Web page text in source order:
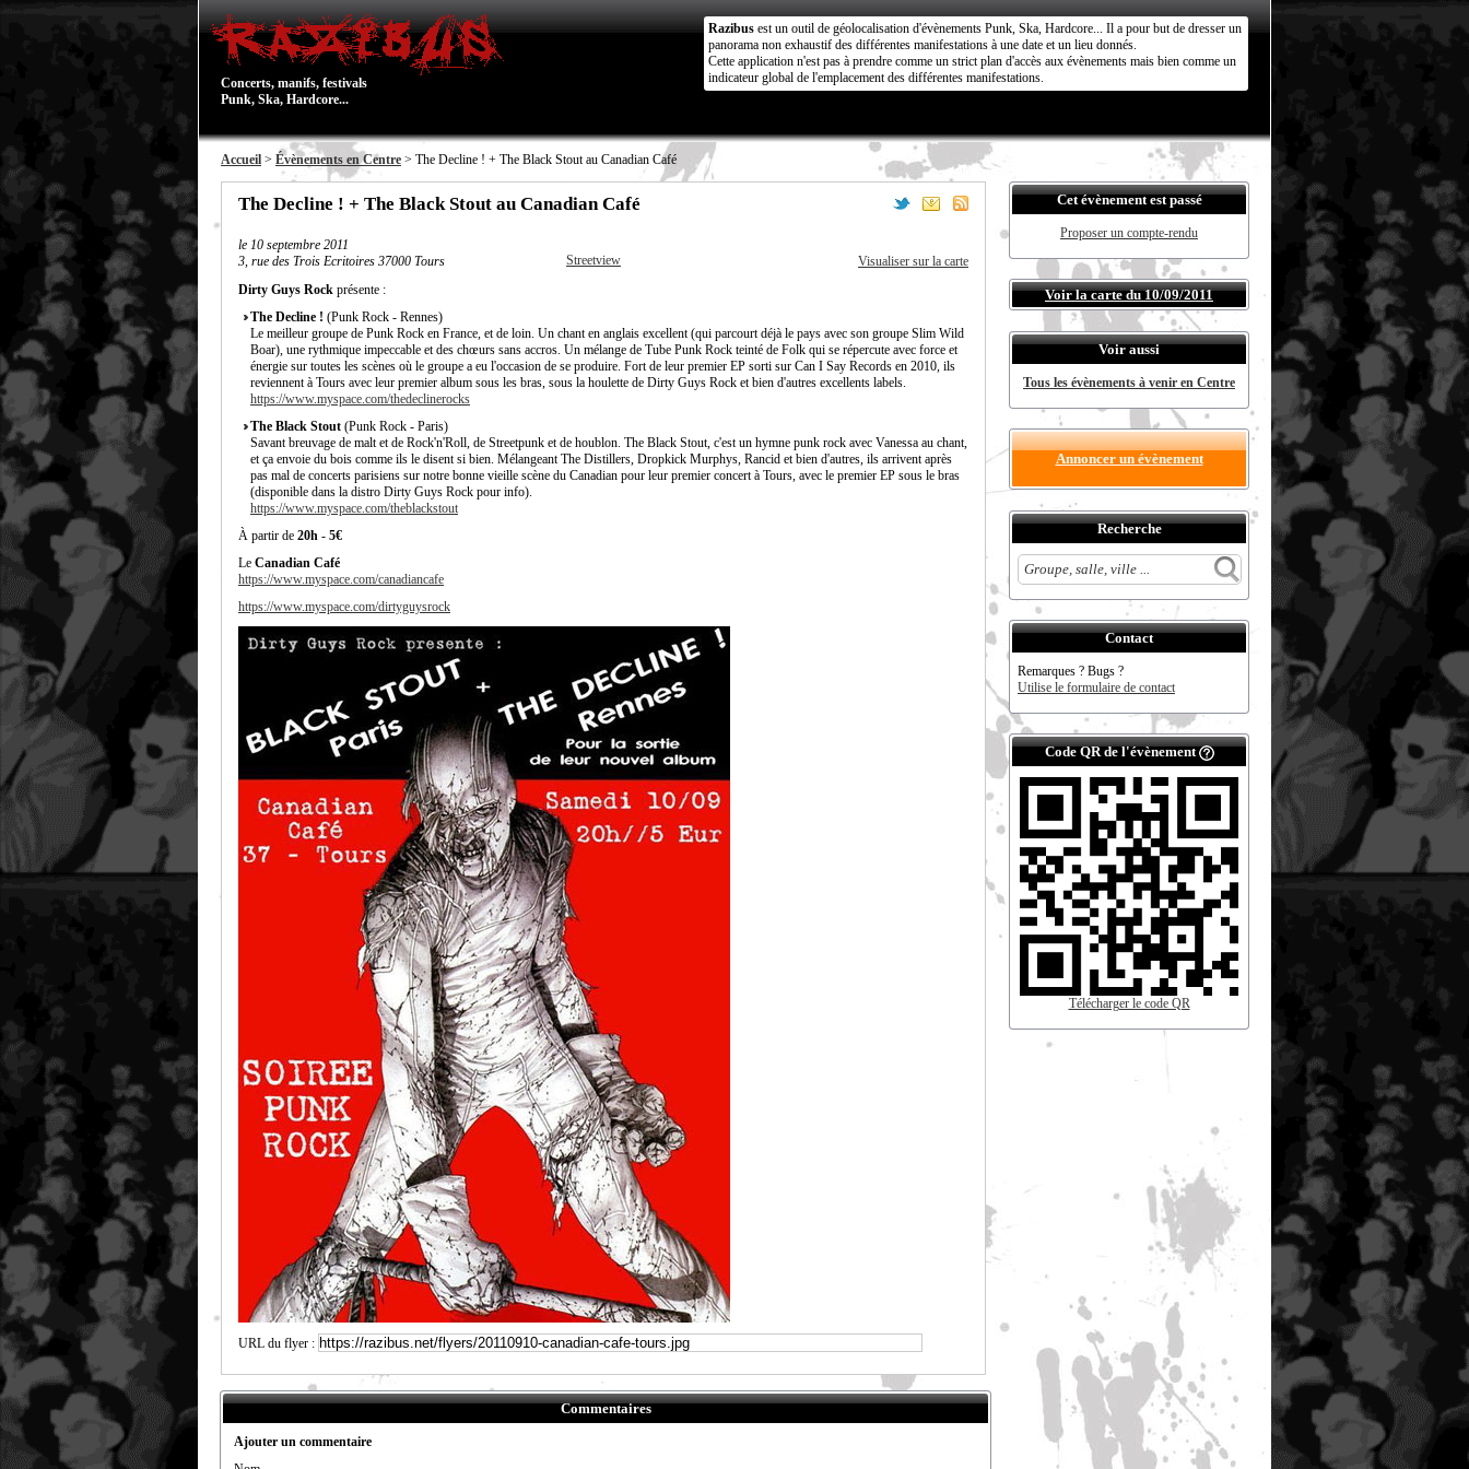
Concerts, manifs, festivals
Punk, Ska, Hardcore...
Razibus est un outil de géolocalisation d'évènements Punk, Ska, Hardcore... Il a pour but de dresser un
panorama non exhaustif des différentes manifestations à une date et un lieu donnés.
Cette application n'est pas à prendre comme un strict plan d'accès aux évènements mais bien comme un
indicateur global de l'emplacement des différentes manifestations.
Accueil > Évènements en Centre > The Decline ! + The Black Stout au Canadian Café
The Decline ! + The Black Stout au Canadian Café
le 10 septembre 2011
3, rue des Trois Ecritoires 37000 Tours
Streetview
Visualiser sur la carte
Dirty Guys Rock présente :
The Decline ! (Punk Rock - Rennes)
Le meilleur groupe de Punk Rock en France, et de loin. Un chant en anglais excellent (qui parcourt déjà le pays avec son groupe Slim Wild
Boar), une rythmique impeccable et des chœurs sans accros. Un mélange de Tube Punk Rock teinté de Folk qui se répercute avec force et
énergie sur toutes les scènes où le groupe a eu l'occasion de se produire. Fort de leur premier EP sorti sur Can I Say Records en 2010, ils
reviennent à Tours avec leur premier album sous les bras, sous la houlette de Dirty Guys Rock et bien d'autres excellents labels.
https://www.myspace.com/thedeclinerocks
The Black Stout (Punk Rock - Paris)
Savant breuvage de malt et de Rock'n'Roll, de Streetpunk et de houblon. The Black Stout, c'est un hymne punk rock avec Vanessa au chant,
et ça envoie du bois comme ils le disent si bien. Mélangeant The Distillers, Dropkick Murphys, Rancid et bien d'autres, ils arrivent après
pas mal de concerts parisiens sur notre bonne vieille scène du Canadian pour leur premier concert à Tours, avec le premier EP sous le bras
(disponible dans la distro Dirty Guys Rock pour info).
https://www.myspace.com/theblackstout
À partir de 20h - 5€
Le Canadian Café
https://www.myspace.com/canadiancafe
https://www.myspace.com/dirtyguysrock
URL du flyer :
Commentaires
Ajouter un commentaire
Cet évènement est passé
Proposer un compte-rendu
Voir la carte du 10/09/2011
Voir aussi
Tous les évènements à venir en Centre
Annoncer un évènement
Recherche
Contact
Remarques ? Bugs ?
Utilise le formulaire de contact
Code QR de l'évènement
Télécharger le code QR